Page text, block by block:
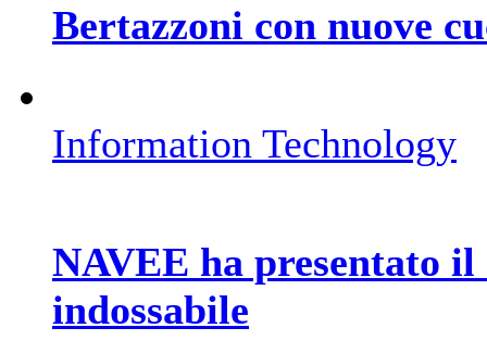
Bertazzoni con nuove
Information Technology
NAVEE ha presentato
indossabile